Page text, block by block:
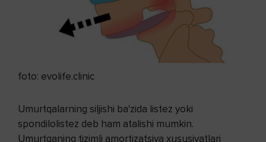
foto: evolife.clinic
Umurtqalarning siljishi ba'zida listez yoki
spondilolistez deb ham atalishi mumkin.
Umurtqaning tizimli amortizatsiya xususiyatlari